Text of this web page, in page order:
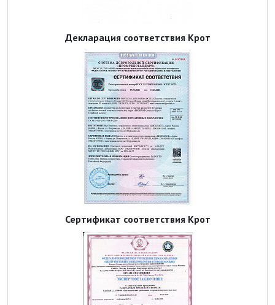
Декларация соответствия Крот
Сертификат соответствия Крот